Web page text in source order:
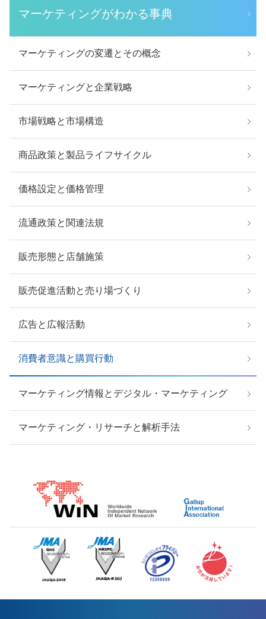
マーケティングがわかる事典
マーケティングの変遷とその概念
マーケティングと企業戦略
市場戦略と市場構造
商品政策と製品ライフサイクル
価格設定と価格管理
流通政策と関連法規
販売形態と店舗施策
販売促進活動と売り場づくり
広告と広報活動
消費者意識と購買行動
マーケティング情報とデジタル・マーケティング
マーケティング・リサーチと解析手法